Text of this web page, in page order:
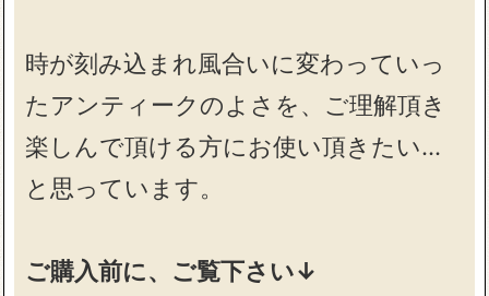
時が刻み込まれ風合いに変わっていっ
たアンティークのよさを、ご理解頂き
楽しんで頂ける方にお使い頂きたい…
と思っています。
ご購入前に、ご覧下さい↓